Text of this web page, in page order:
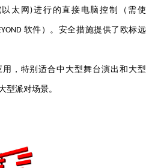
以太网)进行的直接电脑控制（需使
软件）。 安全措施提供了欧标远
用，特别适合中大型舞台演出和 大型
型派对场景。